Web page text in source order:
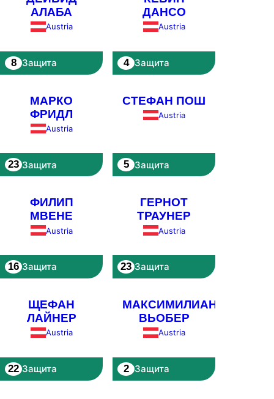
АЛАБА
Austria
8 Защита
ДАНСО
Austria
4 Защита
МАРКО
ФРИДЛ
Austria
23 Защита
СТЕФАН ПОШ
Austria
5 Защита
ФИЛИП
МВЕНЕ
Austria
16 Защита
ГЕРНОТ
ТРАУНЕР
Austria
23 Защита
ЩЕФАН
ЛАЙНЕР
Austria
22 Защита
МАКСИМИЛИАН
ВЬОБЕР
Austria
2 Защита